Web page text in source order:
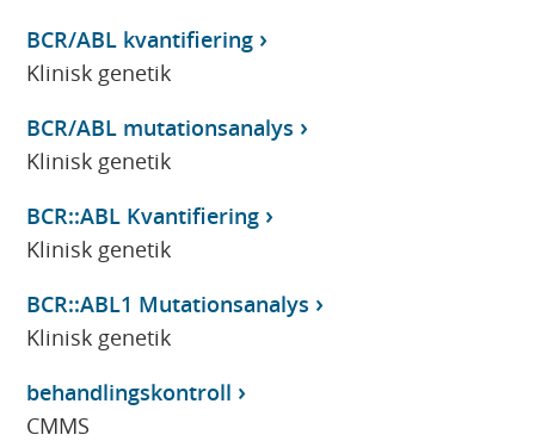
BCR/ABL kvantifiering
Klinisk genetik
BCR/ABL mutationsanalys
Klinisk genetik
BCR::ABL Kvantifiering
Klinisk genetik
BCR::ABL1 Mutationsanalys
Klinisk genetik
behandlingskontroll
CMMS